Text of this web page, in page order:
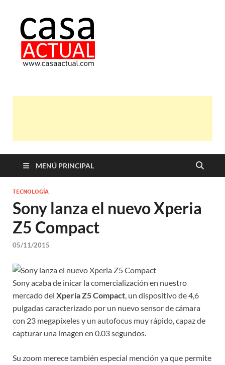
MENÚ PRINCIPAL
TECNOLOGÍA
Sony lanza el nuevo Xperia
Z5 Compact
05/11/2015
Sony acaba de inicar la comercialización en nuestro
mercado del Xperia Z5 Compact, un dispositivo de 4,6
pulgadas caracterizado por un nuevo sensor de cámara
con 23 megapíxeles y un autofocus muy rápido, capaz de
capturar una imagen en 0.03 segundos.
Su zoom merece también especial mención ya que permite